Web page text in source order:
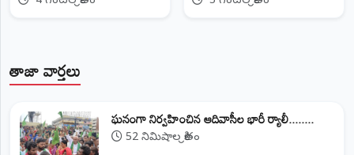
తాజా వార్తలు
ఘనంగా నిర్వహించిన ఆదివాసీల భారీ ర్యాలీ........
52 నిమిషాల క్రితం